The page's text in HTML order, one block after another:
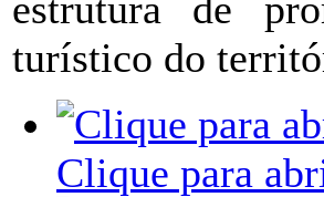
turístico do
Clique para